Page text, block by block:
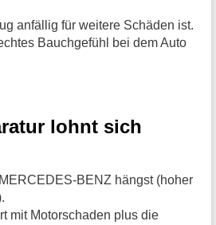
anfällig für weitere Schäden ist.
Bauchgefühl bei dem Auto
lohnt sich
BENZ hängst (hoher
mit Motorschaden plus die